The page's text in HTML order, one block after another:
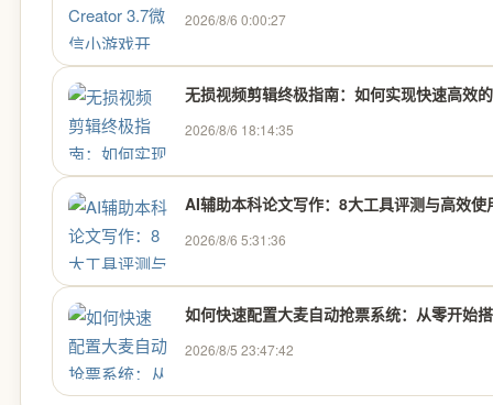
2026/8/6 0:00:27
无损视频剪辑终极指南：如何实现快速高效
2026/8/6 18:14:35
AI辅助本科论文写作：8大工具评测与高效使
2026/8/6 5:31:36
如何快速配置大麦自动抢票系统：从零开始
2026/8/5 23:47:42